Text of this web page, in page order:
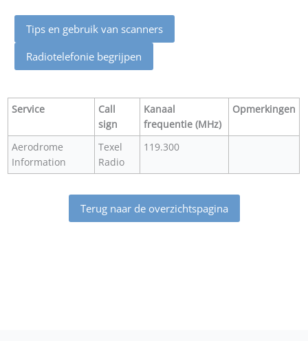
Tips en gebruik van scanners
Radiotelefonie begrijpen
Service
Call
sign
Kanaal
frequentie (MHz)
Opmerkingen
Aerodrome
Information
Texel
Radio
119.300
Terug naar de overzichtspagina